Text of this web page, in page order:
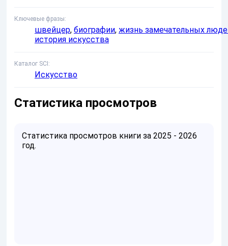
Ключевые фразы
швейцер, биографии, жизнь замечательных
история искусства
Каталог SCI
Искусство
Статистика просмотров
Статистика просмотров книги за 2025 - 2026
год.